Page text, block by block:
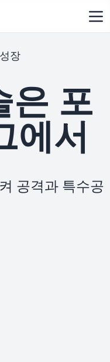
성장
은 포
에서
공격과 특수공